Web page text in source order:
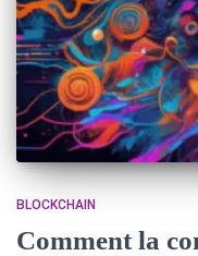
BLOCKCHAIN
Comment la